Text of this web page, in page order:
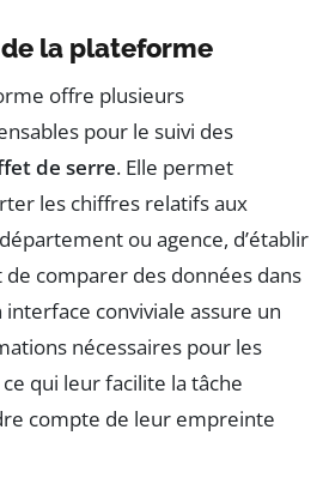
la plateforme
offre plusieurs
pour le suivi des
de serre. Elle permet
les chiffres relatifs aux
ou agence, d’établir
comparer des données dans
conviviale assure un
nécessaires pour les
qui leur facilite la tâche
compte de leur empreinte